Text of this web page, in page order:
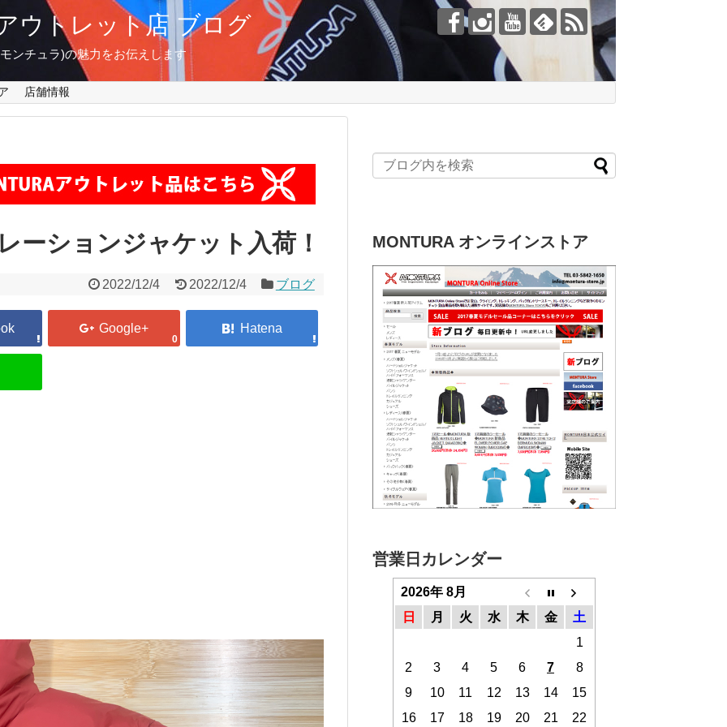
ウトレット店 ブログ
ンチュラ)の魅力をお伝えします
店舗情報
ーションジャケット入荷！
2022/12/4 2022/12/4 ブログ
0
MONTURA オンラインストア
営業日カレンダー
2026年 8月
日
月 火 水 木 金
土
1
2
3 4 5 6 7
8
9
10 11 12 13 14
15
16
17 18 19 20 21 22